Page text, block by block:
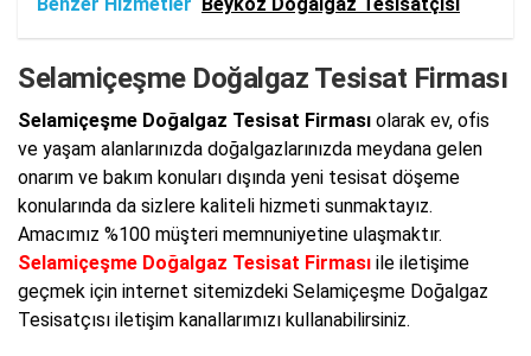
Selamiçeşme Doğalgaz Tesisat Firması
Selamiçeşme Doğalgaz Tesisat Firması olarak ev, ofis
ve yaşam alanlarınızda doğalgazlarınızda meydana gelen
onarım ve bakım konuları dışında yeni tesisat döşeme
konularında da sizlere kaliteli hizmeti sunmaktayız.
Amacımız %100 müşteri memnuniyetine ulaşmaktır.
Selamiçeşme Doğalgaz Tesisat Firması ile iletişime
geçmek için internet sitemizdeki Selamiçeşme Doğalgaz
Tesisatçısı iletişim kanallarımızı kullanabilirsiniz.